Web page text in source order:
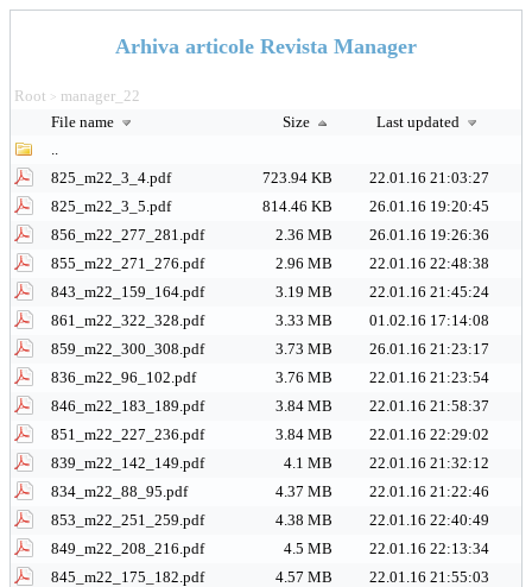
Arhiva articole Revista Manager
Root > manager_22
File name
Size
Last updated
..
825_m22_3_4.pdf
723.94 KB
22.01.16 21:03:27
825_m22_3_5.pdf
814.46 KB
26.01.16 19:20:45
856_m22_277_281.pdf
2.36 MB
26.01.16 19:26:36
855_m22_271_276.pdf
2.96 MB
22.01.16 22:48:38
843_m22_159_164.pdf
3.19 MB
22.01.16 21:45:24
861_m22_322_328.pdf
3.33 MB
01.02.16 17:14:08
859_m22_300_308.pdf
3.73 MB
26.01.16 21:23:17
836_m22_96_102.pdf
3.76 MB
22.01.16 21:23:54
846_m22_183_189.pdf
3.84 MB
22.01.16 21:58:37
851_m22_227_236.pdf
3.84 MB
22.01.16 22:29:02
839_m22_142_149.pdf
4.1 MB
22.01.16 21:32:12
834_m22_88_95.pdf
4.37 MB
22.01.16 21:22:46
853_m22_251_259.pdf
4.38 MB
22.01.16 22:40:49
849_m22_208_216.pdf
4.5 MB
22.01.16 22:13:34
845_m22_175_182.pdf
4.57 MB
22.01.16 21:55:03